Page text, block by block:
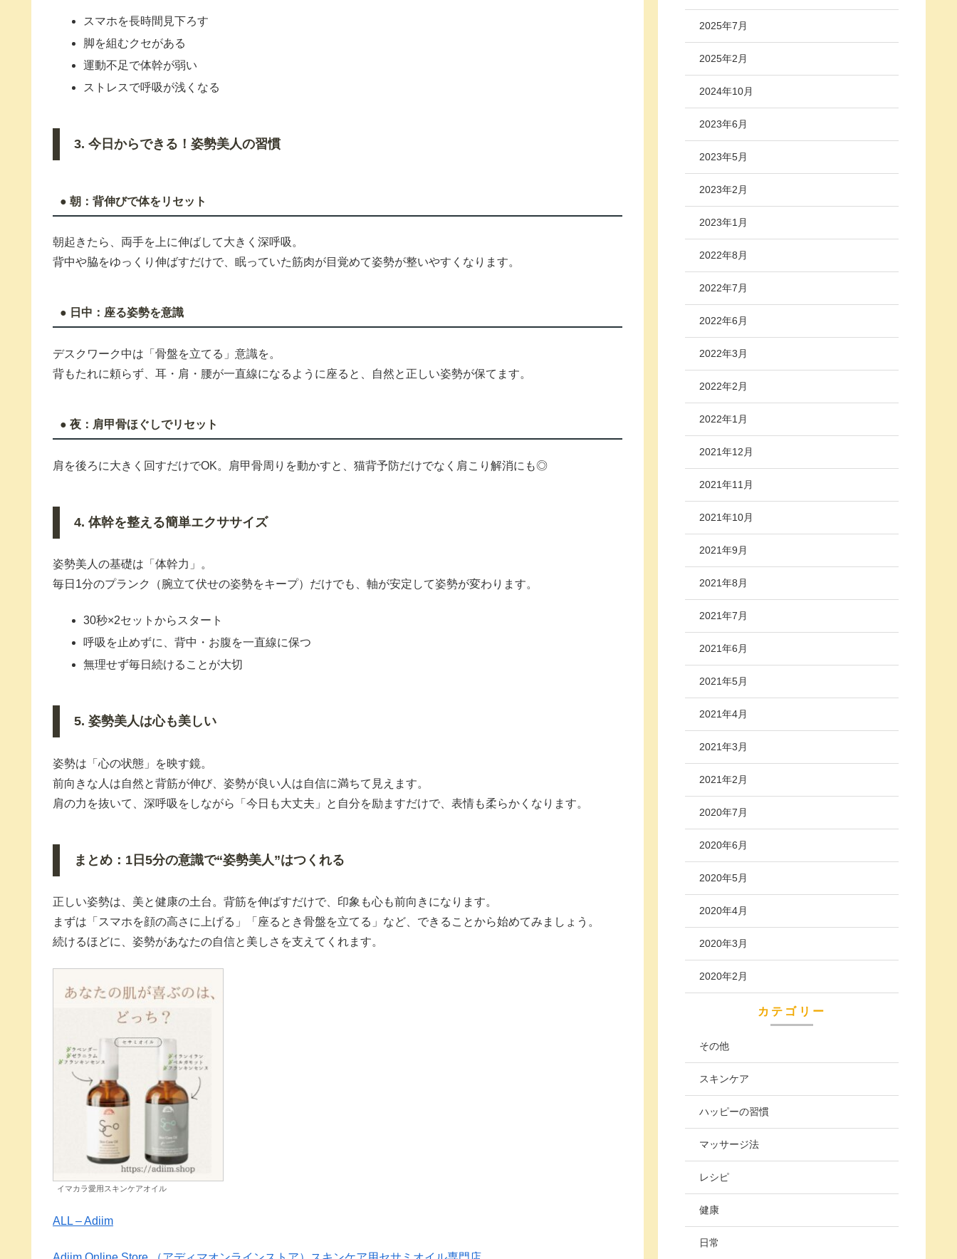
スマホを長時間見下ろす
脚を組むクセがある
運動不足で体幹が弱い
ストレスで呼吸が浅くなる
3. 今日からできる！姿勢美人の習慣
● 朝：背伸びで体をリセット
朝起きたら、両手を上に伸ばして大きく深呼吸。
背中や脇をゆっくり伸ばすだけで、眠っていた筋肉が目覚めて姿勢が整いやすくなります。
● 日中：座る姿勢を意識
デスクワーク中は「骨盤を立てる」意識を。
背もたれに頼らず、耳・肩・腰が一直線になるように座ると、自然と正しい姿勢が保てます。
● 夜：肩甲骨ほぐしでリセット
肩を後ろに大きく回すだけでOK。肩甲骨周りを動かすと、猫背予防だけでなく肩こり解消にも◎
4. 体幹を整える簡単エクササイズ
姿勢美人の基礎は「体幹力」。
毎日1分のプランク（腕立て伏せの姿勢をキープ）だけでも、軸が安定して姿勢が変わります。
30秒×2セットからスタート
呼吸を止めずに、背中・お腹を一直線に保つ
無理せず毎日続けることが大切
5. 姿勢美人は心も美しい
姿勢は「心の状態」を映す鏡。
前向きな人は自然と背筋が伸び、姿勢が良い人は自信に満ちて見えます。
肩の力を抜いて、深呼吸をしながら「今日も大丈夫」と自分を励ますだけで、表情も柔らかくなります。
まとめ：1日5分の意識で“姿勢美人”はつくれる
正しい姿勢は、美と健康の土台。背筋を伸ばすだけで、印象も心も前向きになります。
まずは「スマホを顔の高さに上げる」「座るとき骨盤を立てる」など、できることから始めてみましょう。
続けるほどに、姿勢があなたの自信と美しさを支えてくれます。
イマカラ愛用スキンケアオイル
ALL – Adiim
2025年7月
2025年2月
2024年10月
2023年6月
2023年5月
2023年2月
2023年1月
2022年8月
2022年7月
2022年6月
2022年3月
2022年2月
2022年1月
2021年12月
2021年11月
2021年10月
2021年9月
2021年8月
2021年7月
2021年6月
2021年5月
2021年4月
2021年3月
2021年2月
2020年7月
2020年6月
2020年5月
2020年4月
2020年3月
2020年2月
カテゴリー
その他
スキンケア
ハッピーの習慣
マッサージ法
レシピ
健康
日常